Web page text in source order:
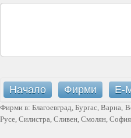
Начало Фирми Е-
Фирми в:Благоевград,Бургас,Варна,
Русе, Силистра, Сливен, Смолян, София